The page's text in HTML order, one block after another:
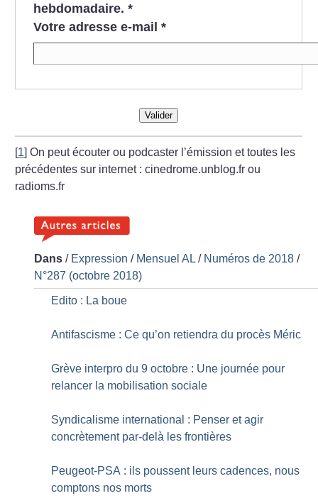
hebdomadaire. *
Votre adresse e-mail *
Valider
[1]On peut écouter ou podcaster l’émission et toutes les
précédentes sur internet : cinedrome.unblog.fr ou
radioms.fr
Dans / Expression / Mensuel AL / Numéros de 2018 /
N°287 (octobre 2018)
Edito : La boue
Antifascisme : Ce qu’on retiendra du procès Méric
Grève interpro du 9 octobre : Une journée pour
relancer la mobilisation sociale
Syndicalisme international : Penser et agir
concrètement par-delà les frontières
Peugeot-PSA : ils poussent leurs cadences, nous
comptons nos morts